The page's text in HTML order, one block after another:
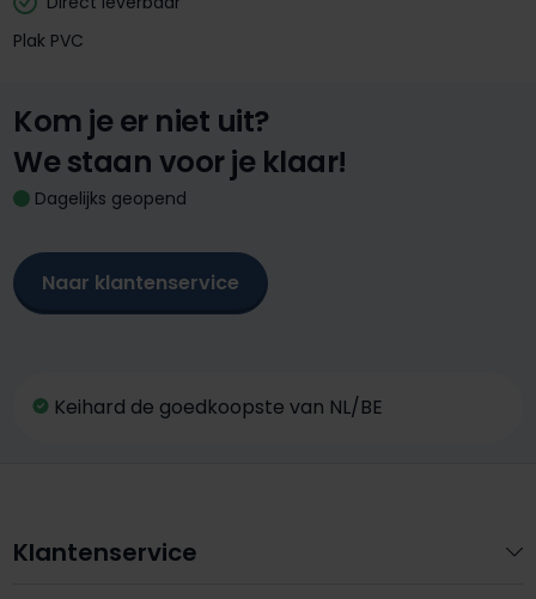
Plak PVC
Kom je er niet uit?
We staan voor je klaar!
Dagelijks geopend
Naar klantenservice
Keihard de goedkoopste van NL/BE
Klantenservice